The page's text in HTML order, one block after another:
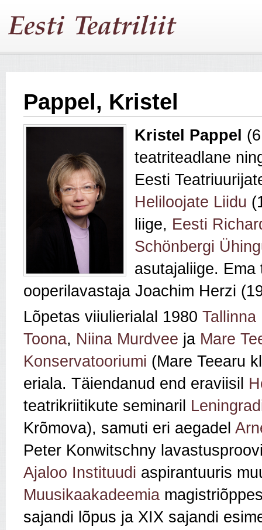
Pappel, Kristel
Kristel Pappel
teatriteadlane
Eesti
Heliloojate Liidu
liige, Eesti
Schönbergi
asutajaliige.
ooperilavastaja Joachim Herzi
Lõpetas viiulierialal 1980
Toona, Niina Murdvee ja Mare
Konservatooriumi (Mare Teearu
eriala. Täiendanud end eraviisil
teatrikriitikute seminaril
Krõmova), samuti eri aegadel
Peter Konwitschny
Ajaloo Instituudi aspirantuuris
Muusikaakadeemia
sajandi lõpus ja XIX sajandi